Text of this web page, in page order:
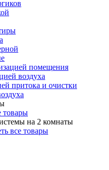
помещения
воздуха
притока и очистки
товары
на 2 комнаты
все товары